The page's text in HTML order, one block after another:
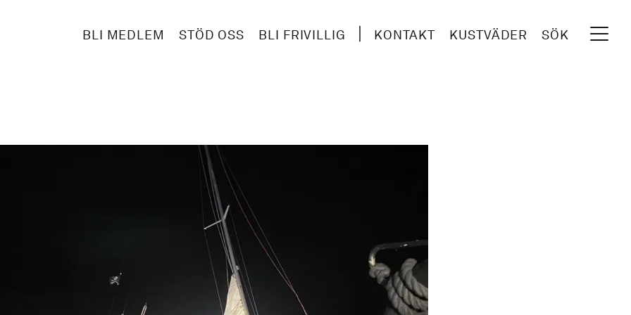
BLI MEDLEM STÖD OSS BLI FRIVILLIG KONTAKT KUSTVÄDER SÖK